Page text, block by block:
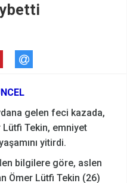
gelen feci kazada,
Lütfi Tekin, emniyet
yitirdi.
bilgilere göre, aslen
Ömer Lütfi Tekin (26)